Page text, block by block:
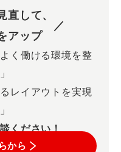
して、
アップ
く働ける環境を整
レイアウトを実現
ください！
から